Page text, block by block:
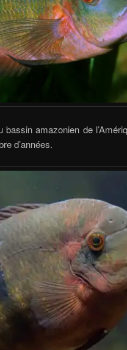
amazonien de
d’années.